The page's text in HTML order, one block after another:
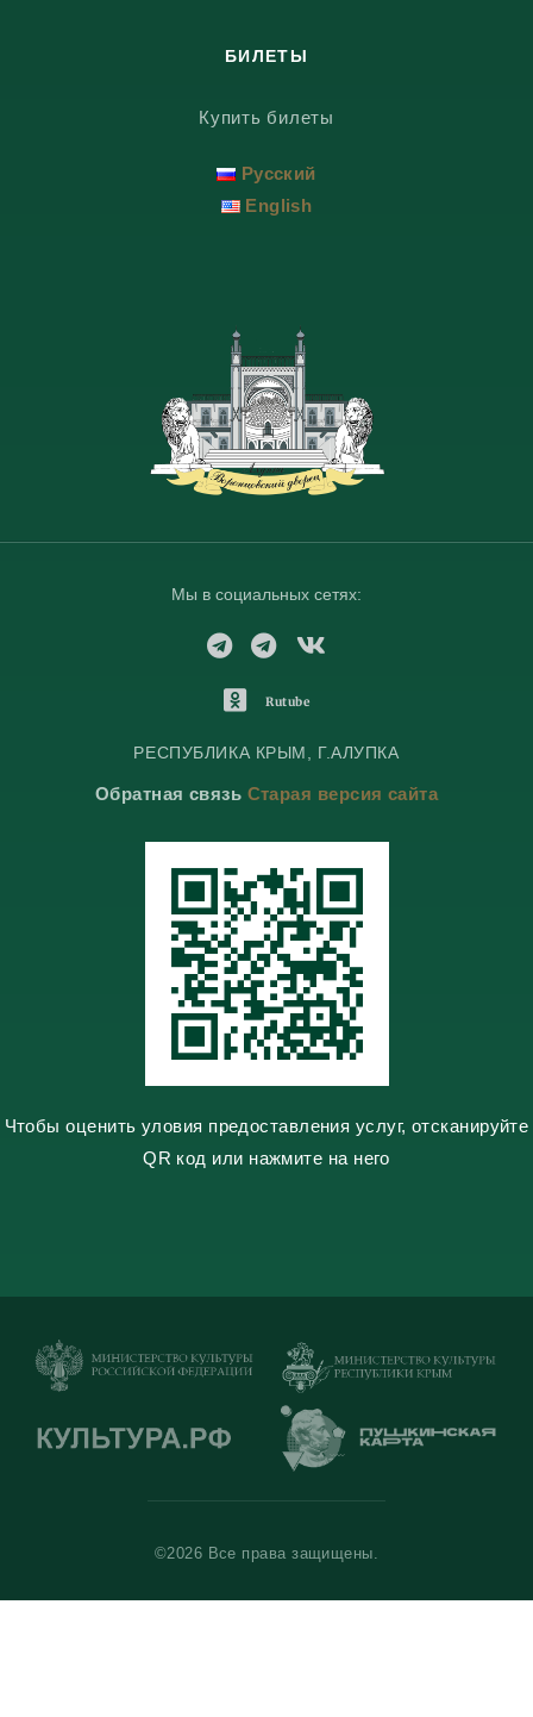
Мы в социальных сетях:
T
l
g
a
T
l
g
a
t
k
n
k
s
s
n
i
k
i
Rutube
РЕСПУБЛИКА КРЫМ, Г.АЛУПКА
Обратная связь Старая версия сайта
Чтобы оценить уловия предоставления услуг, отсканируйте
QR код или нажмите на него
БИЛЕТЫ
Купить билеты
Русский
English
©2026 Все права защищены.